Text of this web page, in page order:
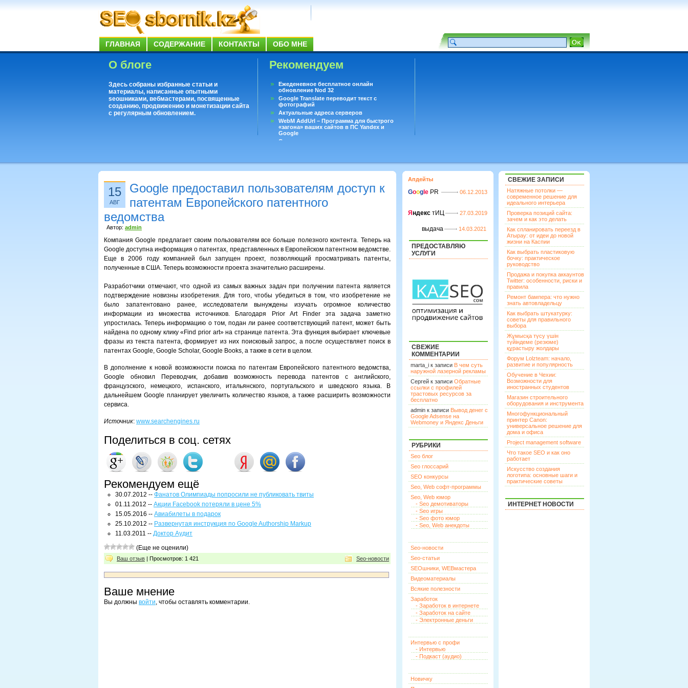
ГЛАВНАЯ СОДЕРЖАНИЕ КОНТАКТЫ ОБО МНЕ
О блоге
Здесь собраны избранные статьи и
материалы, написанные опытными
seoшниками, вебмастерами, посвященные
созданию, продвижению и монетизации сайта
с регулярным обновлением.
Рекомендуем
Ежеденевное бесплатное онлайн
обновление Nod 32
Google Translate переводит текст с
фотографий
Актуальные адреса серверов
WebM AddUrl – Программа для быстрого
«загона» ваших сайтов в ПС Yandex и
Google
Существует вопросы, на которые не может
15
АВГ
Google предоставил пользователям доступ к
патентам Европейского патентного
ведомства
Автор: admin
Компания Google предлагает своим пользователям все больше полезного контента. Теперь на
Google доступна информация о патентах, представленных в Европейском патентном ведомстве.
Еще в 2006 году компанией был запущен проект, позволяющий просматривать патенты,
полученные в США. Теперь возможности проекта значительно расширены.
Разработчики отмечают, что одной из самых важных задач при получении патента является
подтверждение новизны изобретения. Для того, чтобы убедиться в том, что изобретение не
было запатентовано ранее, исследователи вынуждены изучать огромное количество
информации из множества источников. Благодаря Prior Art Finder эта задача заметно
упростилась. Теперь информацию о том, подан ли ранее соответствующий патент, может быть
найдена по одному клику «Find prior art» на странице патента. Эта функция выбирает ключевые
фразы из текста патента, формирует из них поисковый запрос, а после осуществляет поиск в
патентах Google, Google Scholar, Google Books, а также в сети в целом.
В дополнение к новой возможности поиска по патентам Европейского патентного ведомства,
Google обновил Переводчик, добавив возможность перевода патентов с английского,
французского, немецкого, испанского, итальянского, португальского и шведского языка. В
дальнейшем Google планирует увеличить количество языков, а также расширить возможности
сервиса.
Источник: www.searchengines.ru
Поделиться в соц. сетях
Рекомендуем ещё
30.07.2012 -- Фанатов Олимпиады попросили не публиковать твиты
01.11.2012 -- Акции Facebook потеряли в цене 5%
15.05.2016 -- Авиабилеты в подарок
25.10.2012 -- Развернутая инструкция по Google Authorship Markup
11.03.2011 -- Доктор Аудит
(Еще не оценили)
Ваш отзыв | Просмотров: 1 421 Seo-новости
Ваше мнение
Вы должны войти, чтобы оставлять комментарии.
Апдейты
Goog le PR 06.12.2013
Я ндекс тИЦ 27.03.2019
выдача 14.03.2021
ПРЕДОСТАВЛЯЮ
УСЛУГИ
СВЕЖИЕ
КОММЕНТАРИИ
marta_i к записи В чем суть
наружной лазерной рекламы
Сергей к записи Обратные
ссылки с профилей
трастовых ресурсов за
бесплатно
admin к записи Вывод денег с
Google Adsense на
Webmoney и Яндекс Деньги
РУБРИКИ
Seo блог
Seo глоссарий
SEO конкурсы
Seo, Web софт-программы
Seo, Web юмор
- Seo демотиваторы
- Seo игры
- Seo фото юмор
- Seo, Web анекдоты
Seo-новости
Seo-статьи
SEOшники, WEBмастера
Видеоматериалы
Всякие полезности
Заработок
- Заработок в интернете
- Заработок на сайте
- Электронные деньги
Интервью с профи
- Интервью
- Подкаст (аудио)
Новичку
СВЕЖИЕ ЗАПИСИ
Натяжные потолки —
современное решение для
идеального интерьера
Проверка позиций сайта:
зачем и как это делать
Как спланировать переезд в
Атырау: от идеи до новой
жизни на Каспии
Как выбрать пластиковую
бочку: практическое
руководство
Продажа и покупка аккаунтов
Twitter: особенности, риски и
правила
Ремонт бампера: что нужно
знать автовладельцу
Как выбрать штукатурку:
советы для правильного
выбора
Жұмысқа түсу үшін
түйіндеме (резюме)
құрастыру жолдары
Форум Lolzteam: начало,
развитие и популярность
Обучение в Чехии:
Возможности для
иностранных студентов
Магазин строительного
оборудования и инструмента
Многофункциональный
принтер Canon:
универсальное решение для
дома и офиса
Project management software
Что такое SEO и как оно
работает
Искусство создания
логотипа: основные шаги и
практические советы
ИНТЕРНЕТ НОВОСТИ